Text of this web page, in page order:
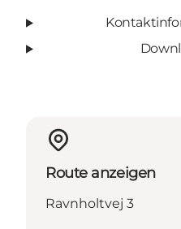
Route anzeigen
Ravnholtvej 3